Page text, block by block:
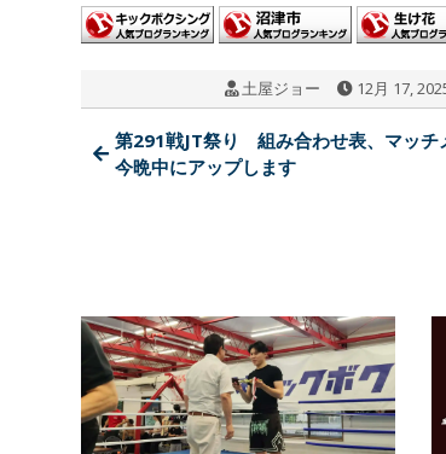
tt e
o
o
k
e
n
a
e
土屋ジョー 12月 17,
第291戦JT祭り 組み合わせ表、マッチ
今晩中にアップします